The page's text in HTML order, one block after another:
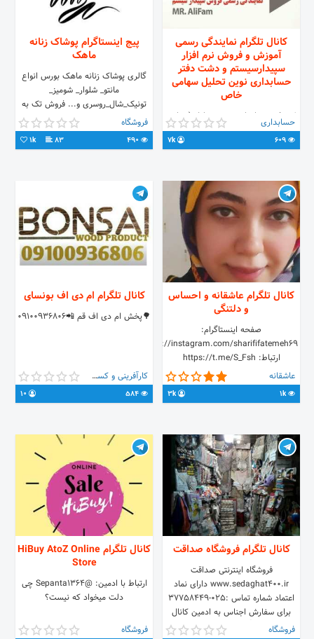
کانال تلگرام نمایندگی رسمی
آموزش و فروش نرم افزار
سپیدارسیستم و دشت دفتر
حسابداری نوین تحلیل سهامی
خاص
✅ دفتر حسابداری نوین تحلیل (سهامی
خاص) ✅ نمایندگی رسمی فروش و
آموزش نرم افزار دشت و سپیدار سیستم
حسابداری
7k
پیج اینستاگرام پوشاک زنانه
ماهک
گالری پوشاک زنانه ماهک بورس انواع
مانتو_ شلوار_ شومیز_
تونیک_شال_روسری و... فروش تک به
قیمت تولیدی ارسال به سراسر کشور
تماس 09051858732 09164491685
فروشگاه
83
1k
کانال تلگرام عاشقانه و احساس
و دلتنگی
صفحه اینستاگرام:
http://instagram.com/sharififatemeh69
ارتباط: https://t.me/S_Fsh
عاشقانه
1k
3k
کانال تلگرام ام دی اف بونسای
🌳پخش ام دی‌ اف قم 📲09100936806
کارآفرینی و کسب و کار
کانال تلگرام فروشگاه صداقت
فروشگاه اینترنتی صداقت
www.sedaghat400.ir دارای نماد
اعتماد شماره تماس :025-37758449
برای سفارش اجناس به ادمین کانال
مراجعه کنید👇 🆔 @sedaghat_1359
فروشگاه
کانال تلگرام HiBuy AtoZ Online
Store
ارتباط با ادمین: @Sepanta1364 چی
دلت میخواد که نیست؟⁦
فروشگاه